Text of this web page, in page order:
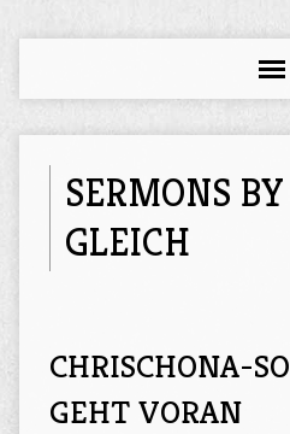
SERMONS
GLEICH
CHRISCHONA-
GEHT VORAN